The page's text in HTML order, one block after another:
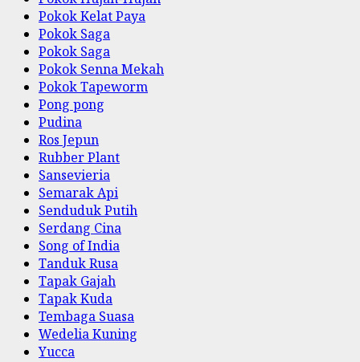
Pokok Kelat Paya
Pokok Saga
Pokok Saga
Pokok Senna Mekah
Pokok Tapeworm
Pong pong
Pudina
Ros Jepun
Rubber Plant
Sansevieria
Semarak Api
Senduduk Putih
Serdang Cina
Song of India
Tanduk Rusa
Tapak Gajah
Tapak Kuda
Tembaga Suasa
Wedelia Kuning
Yucca